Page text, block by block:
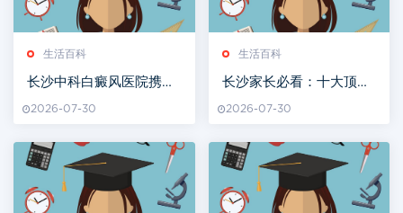
生活百科
长沙中科白癜风医院携手
入乡进校园
2026-07-30
生活百科
长沙家长必看：十大顶尖
了！
2026-07-30